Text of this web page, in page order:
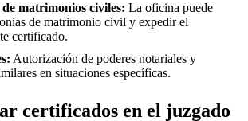
matrimonios civiles: La oficina puede
de matrimonio civil y expedir el
certificado.
Autorización de poderes notariales y
en situaciones específicas.
certificados en el juzgado